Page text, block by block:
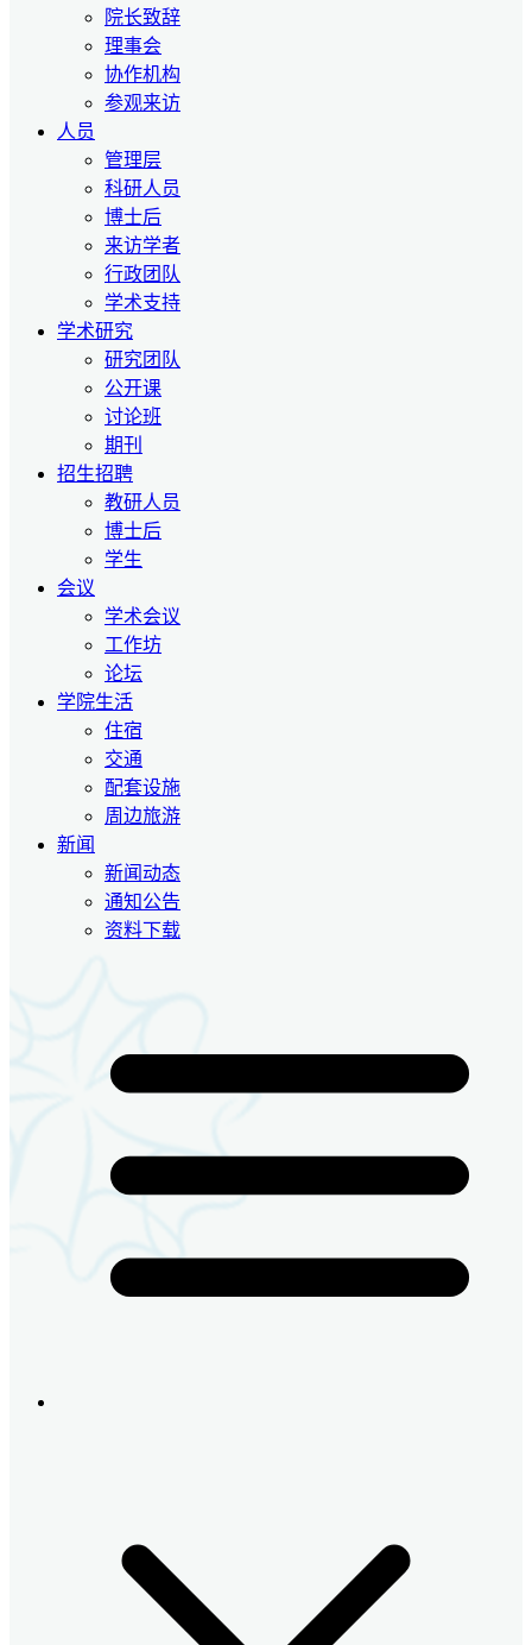
院长致辞
理事会
协作机构
参观来访
人员
管理层
科研人员
博士后
来访学者
行政团队
学术支持
学术研究
研究团队
公开课
讨论班
期刊
招生招聘
教研人员
博士后
学生
会议
学术会议
工作坊
论坛
学院生活
住宿
交通
配套设施
周边旅游
新闻
新闻动态
通知公告
资料下载